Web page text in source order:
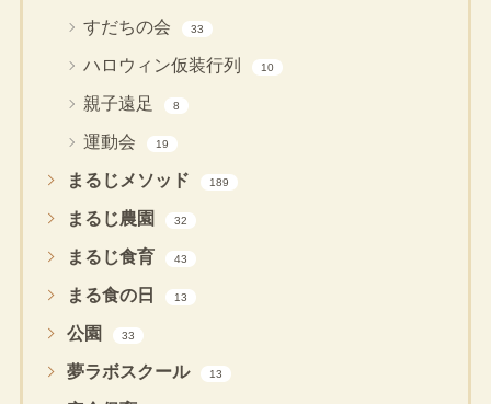
すだちの会 33
ハロウィン仮装行列 10
親子遠足 8
運動会 19
まるじメソッド 189
まるじ農園 32
まるじ食育 43
まる食の日 13
公園 33
夢ラボスクール 13